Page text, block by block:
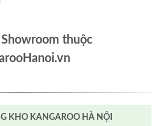
thuộc
KHO KANGAROO HÀ NỘI